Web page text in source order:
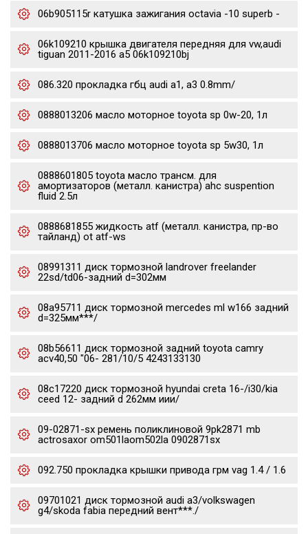
06b905115r катушка зажигания octavia -10 superb -
06k109210 крышка двигателя передняя для vw,audi
tiguan 2011-2016 a5 06k109210bj
086.320 прокладка гбц audi a1, a3 0.8mm/
0888013206 масло моторное toyota sp 0w-20, 1л
0888013706 масло моторное toyota sp 5w30, 1л
0888601805 toyota масло трансм. для
амортизаторов (металл. канистра) ahc suspention
fluid 2.5л
0888681855 жидкость atf (металл. канистра, пр-во
тайланд) ot atf-ws
08991311 диск тормозной landrover freelander
22sd/td06-задний d=302мм
08a95711 диск тормозной mercedes ml w166 задний
d=325мм***/
08b56611 диск тормозной задний toyota camry
acv40,50 "06- 281/10/5 4243133130
08c17220 диск тормозной hyundai creta 16-/i30/kia
ceed 12- задний d 262мм иии/
09-02871-sx ремень поликлиновой 9pk2871 mb
actrosaxor om501laom502la 0902871sx
092.750 прокладка крышки привода грм vag 1.4 / 1.6
09701021 диск тормозной audi a3/volkswagen
g4/skoda fabia передний вент***./